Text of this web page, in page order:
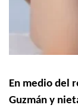
En medio del
Guzmán y